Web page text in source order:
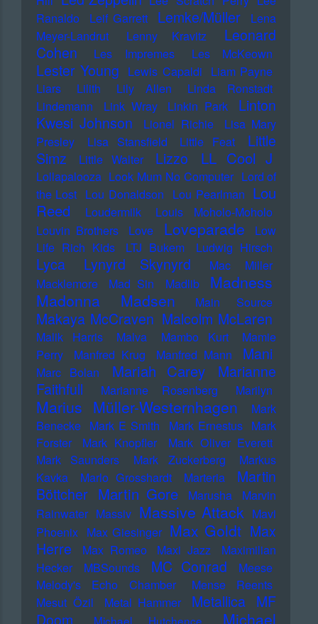
Ranaldo
Leif Garrett Lemke/Müller
Lena
Meyer-Landrut
Lenny Kravitz
Leonard
Cohen
Les Impremes Les McKeown
Lester Young Lewis Capaldi Liam Payne
Liars
Lilith Lily Allen
Linda Ronstadt
Lindemann
Link Wray Linkin Park
Linton
Kwesi Johnson
Lionel Richie
Lisa Mary
Presley
Lisa Stansfield Little Feat
Little
Simz
Little Walter Lizzo LL Cool J
Lollapalooza Look Mum No Computer Lord of
the Lost Lou Donaldson Lou Pearlman Lou
Reed
Loudermilk
Louis Moholo-Moholo
Louvin Brothers
Love Loveparade
Low
Life Rich Kids
LTJ Bukem Ludwig Hirsch
Lyca Lynyrd Skynyrd
Mac Miller
Macklemore
Mad Sin Madlib
Madness
Madonna
Madsen Main Source
Makaya McCraven Malcolm McLaren
Malik Harris Malva Mambo Kurt
Mamie
Perry
Manfred Krug Manfred Mann Mani
Marc Bolan Mariah Carey
Marianne
Faithfull
Marianne Rosenberg Marilyn
Marius Müller-Westernhagen
Mark
Benecke Mark E Smith Mark Ernestus Mark
Forster
Mark Knopfler
Mark Oliver Everett
Mark Saunders
Mark Zuckerberg
Markus
Kavka
Marlo Grosshardt Marteria
Martin
Böttcher Martin Gore Marusha
Marvin
Rainwater Massiv Massive Attack Mavi
Phoenix Max Giesinger Max Goldt Max
Herre
Max Romeo Maxi Jazz
Maximilian
Hecker
MBSounds MC Conrad
Meese
Melody's Echo Chamber
Mense Reents
Mesut Özil
Metal Hammer Metallica MF
Michael Hutchence
Michael